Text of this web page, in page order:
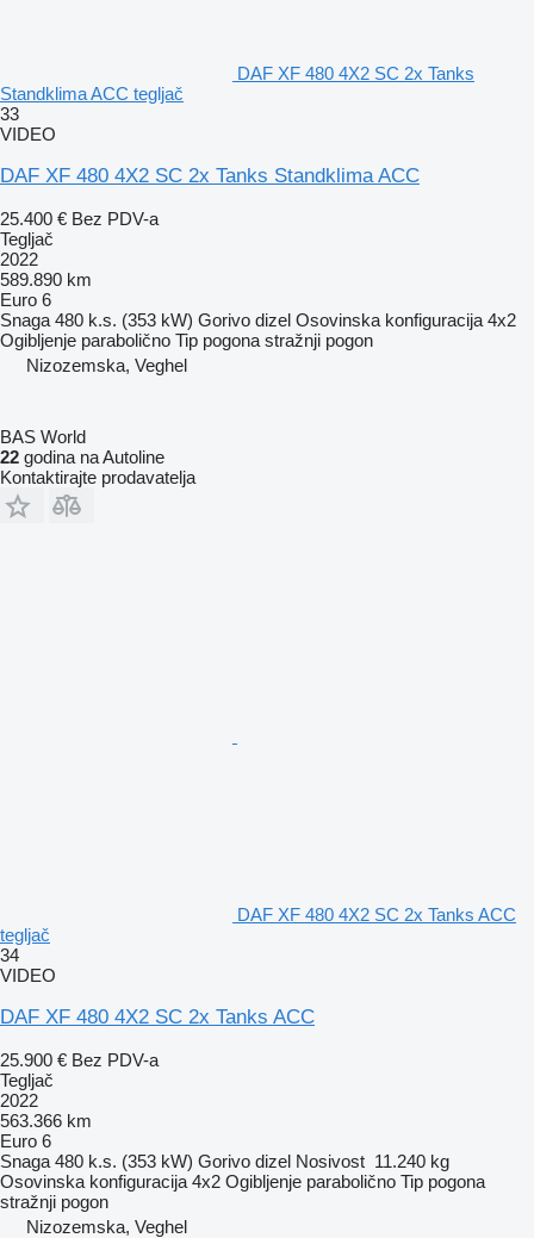
DAF XF 480 4X2 SC 2x Tanks
Standklima ACC tegljač
33
VIDEO
DAF XF 480 4X2 SC 2x Tanks Standklima ACC
25.400 € Bez PDV-a
Tegljač
2022
589.890 km
Euro 6
Snaga 480 k.s. (353 kW) Gorivo dizel Osovinska konfiguracija 4x2
Ogibljenje parabolično Tip pogona stražnji pogon
Nizozemska, Veghel
BAS World
22 godina na Autoline
Kontaktirajte prodavatelja
DAF XF 480 4X2 SC 2x Tanks ACC
tegljač
34
VIDEO
DAF XF 480 4X2 SC 2x Tanks ACC
25.900 € Bez PDV-a
Tegljač
2022
563.366 km
Euro 6
Snaga 480 k.s. (353 kW) Gorivo dizel Nosivost 11.240 kg
Osovinska konfiguracija 4x2 Ogibljenje parabolično Tip pogona
stražnji pogon
Nizozemska, Veghel